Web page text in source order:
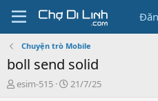
Chuyện trò Mobile
boll send solid
T
esim-515
N
21/7/25